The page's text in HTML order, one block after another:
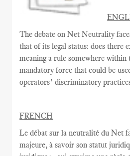
The debate on Net Neutrality
that of its legal status: does there
meaning a rule somewhere
mandatory force that could be
operators’ discriminatory
FRENCH
Le débat sur la neutralité du Net
majeure, à savoir son statut